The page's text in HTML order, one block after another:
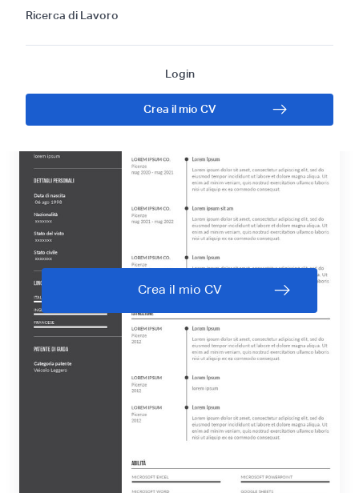
Ricerca di Lavoro
Login
Crea il mio CV
Modelli ed Esempi
Crea il mio CV